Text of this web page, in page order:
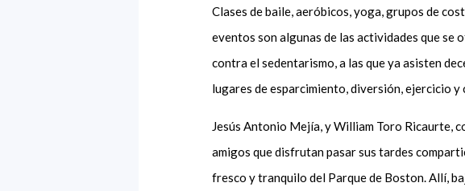
Clases de baile, aeróbicos, yoga, grupos de
eventos son algunas de las actividades que se
contra el sedentarismo, a las que ya asisten
lugares de esparcimiento, diversión, ejercicio y
Jesús Antonio Mejía, y William Toro Ricaurte,
amigos que disfrutan pasar sus tardes
fresco y tranquilo del Parque de Boston. Allí,